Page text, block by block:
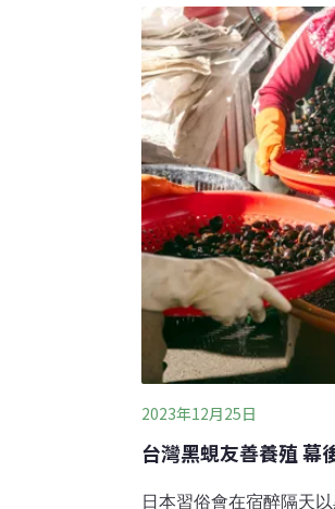
丘藍執行長蔡宜玲表示
始到國外洽談藍莓品種
許多事情都是第一次，
是，落腳阿里山下，依
疊嶂的群山環繞，溪口
良好；夜幕拉下後，從
2023年12月25日
台灣黑蜆友善養殖 幕
日本習俗會在宿醉隔天